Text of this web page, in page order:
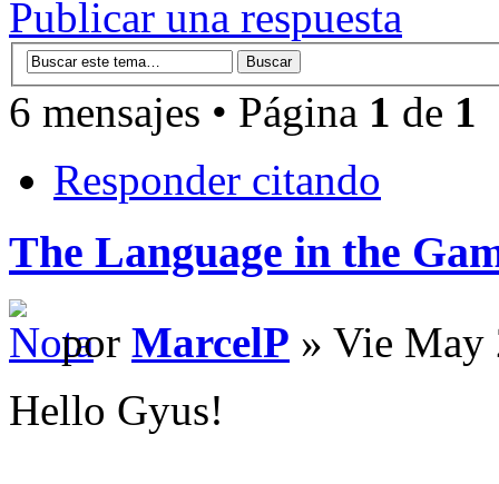
Publicar una respuesta
6 mensajes • Página 1 de 1
Responder citando
The Language in the
por MarcelP » Vie May
Hello Gyus!